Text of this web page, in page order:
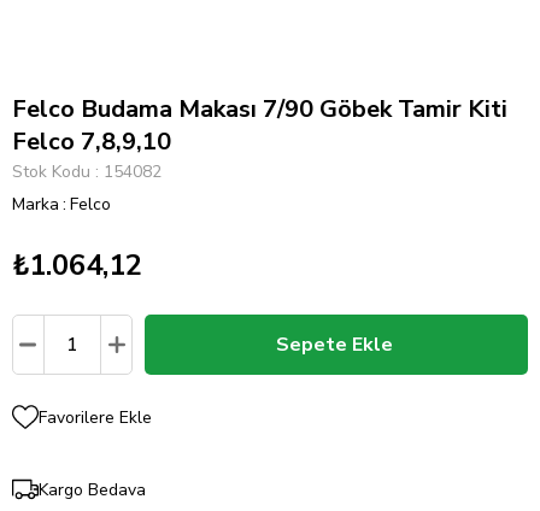
Felco Budama Makası 7/90 Göbek Tamir Kiti
Felco 7,8,9,10
Stok Kodu
154082
Marka : Felco
₺1.064,12
Favorilere Ekle
Kargo Bedava